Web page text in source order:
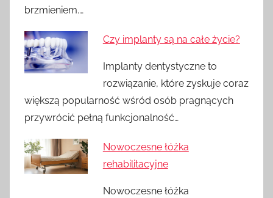
brzmieniem.…
Czy implanty są na całe życie?
Implanty dentystyczne to
rozwiązanie, które zyskuje coraz
większą popularność wśród osób pragnących
przywrócić pełną funkcjonalność…
Nowoczesne łóżka
rehabilitacyjne
Nowoczesne łóżka